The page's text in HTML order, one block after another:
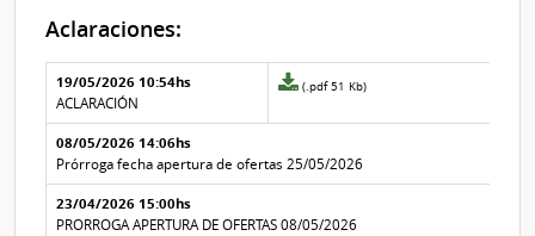
Aclaraciones:
Fecha y
texto de
la
aclaración
de la
aclaración
19/05/2026 10:54hs
ACLARACIÓN
Archivo
de
aclaración
Nº
(.pdf 51 Kb)
08/05/2026 14:06hs
Prórroga fecha apertura de ofertas 25/05/2026
23/04/2026 15:00hs
PRORROGA APERTURA DE OFERTAS 08/05/2026